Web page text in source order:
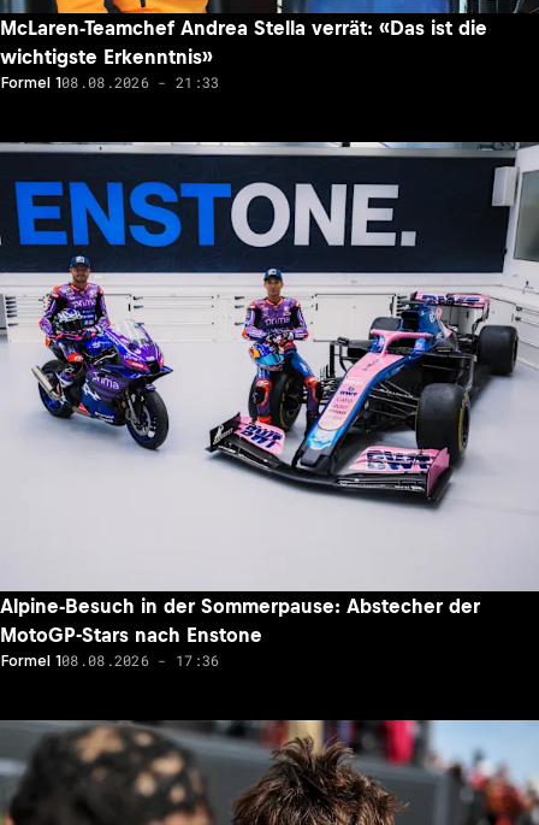
McLaren-Teamchef Andrea Stella verrät: «Das ist die
wichtigste Erkenntnis»
Formel 108.08.2026 - 21:33
Alpine-Besuch in der Sommerpause: Abstecher der
MotoGP-Stars nach Enstone
Formel 108.08.2026 - 17:36